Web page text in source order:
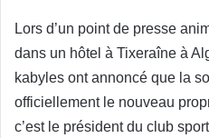
Lors d’un point de presse
dans un hôtel à Tixeraîne à
kabyles ont annoncé que la
officiellement le nouveau
c’est le président du club